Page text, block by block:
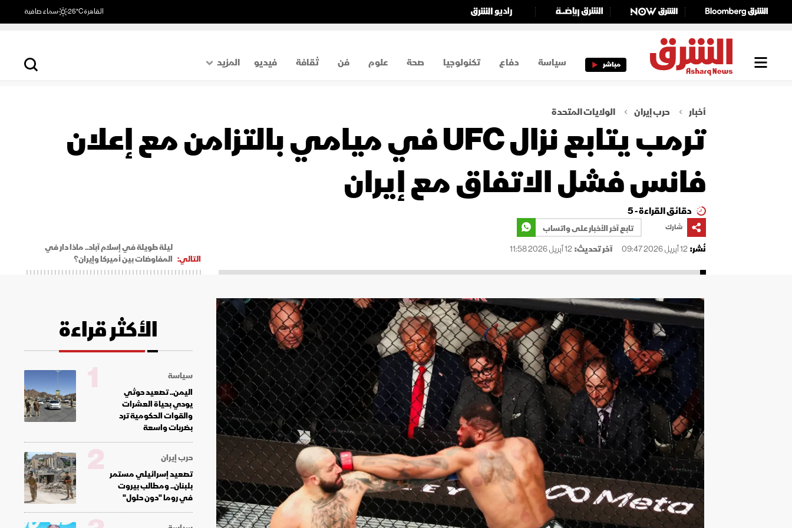
القاهرة25°C سماء صافية
مباشر سياسة دفاع تكنولوجيا صحة علوم فن ثقافة فيديو
المزيد
اقتصاد
أخبار حرب إيران الولايات المتحدة
ترمب يتابع نزال UFC في ميامي بالتزامن مع إعلان
فانس فشل الاتفاق مع إيران
دقائق القراءة - 5
شارك
تابع آخر الأخبار على واتساب
نُشر:12 أبريل 2026 09:47 آخر تحديث:12 أبريل 2026 11:58
التالي:
ليلة طويلة في إسلام آباد.. ماذا دار في
المفاوضات بين أميركا وإيران؟
الأكثر قراءة
سياسة
اليمن.. تصعيد حوثي
يودي بحياة العشرات
والقوات الحكومية ترد
بضربات واسعة
1
حرب إيران
تصعيد إسرائيلي مستمر
بلبنان.. ومطالب بيروت
في روما "دون حلول"
2